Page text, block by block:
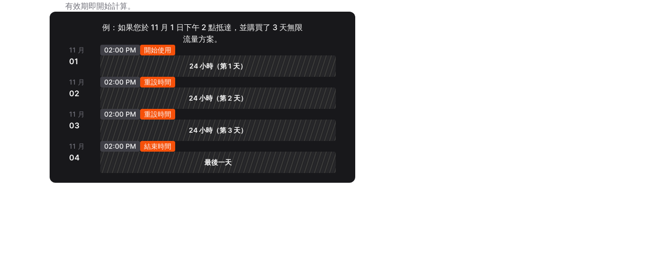
有效期即開始計算。
例：如果您於 11 月 1 日下午 2 點抵達，並購買了 3 天無限
流量方案。
11 月
01
02:00 PM
開始使用
24 小時（第 1 天）
11 月
02
02:00 PM
重設時間
24 小時（第 2 天）
11 月
03
02:00 PM
重設時間
24 小時（第 3 天）
11 月
04
02:00 PM
結束時間
最後一天